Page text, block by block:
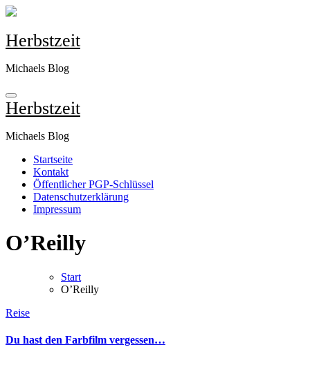
Zum
springen
Herbstzeit
Michaels Blog
Herbstzeit
Michaels Blog
Startseite
Kontakt
Öffentlicher PGP-Schlüssel
Datenschutzerklärung
Impressum
O’Reilly
Start
O’Reilly
Reise
Du hast den Farbfilm vergessen…